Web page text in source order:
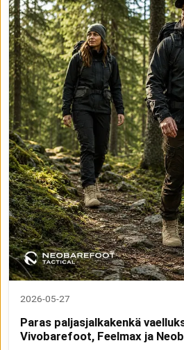
2026-05-27
Paras paljasjalkakenkä
Vivobarefoot, Feelmax ja